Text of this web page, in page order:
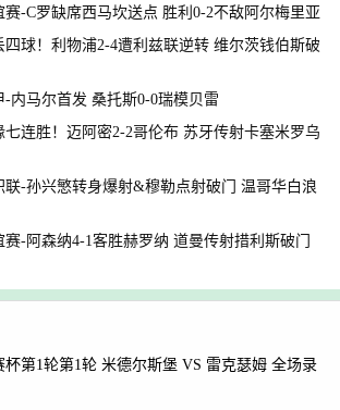
赛-C罗缺席西马坎送点 胜利0-2不敌阿尔梅里亚
四球！利物浦2-4遭利兹联逆转 维尔茨钱伯斯破
-内马尔首发 桑托斯0-0瑞模贝雷
七连胜！迈阿密2-2哥伦布 苏牙传射卡塞米罗乌
联-孙兴慜转身爆射&穆勒点射破门 温哥华白浪
赛-阿森纳4-1客胜赫罗纳 道曼传射措利斯破门
杯第1轮第1轮 米德尔斯堡 VS 雷克瑟姆 全场录